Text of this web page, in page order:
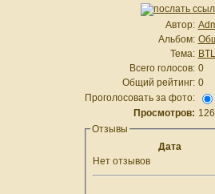
Автор:
Альбом:
Тема:
Всего голосов: 0
Общий рейтинг: 0
Проголосовать за фото:
Просмотров:
Отзывы
Дата
Нет отзывов